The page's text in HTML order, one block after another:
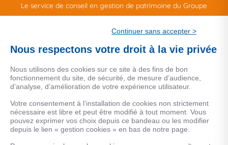
Le service de conseil en gestion de patrimoine du Groupe
MENTIONS LEGALES
Données personnelles
Continuer sans accepter >
Nous respectons votre droit à la vie privée
Nous utilisons des cookies sur ce site à des fins de bon
fonctionnement du site, de sécurité, de mesure d’audience,
d’analyse, d’amélioration de votre expérience utilisateur.
Votre consentement à l’installation de cookies non strictement
nécessaire est libre et peut être modifié à tout moment. Vous
pouvez exprimer vos choix depuis ce bandeau ou les modifier
depuis le lien « gestion cookies » en bas de notre page.